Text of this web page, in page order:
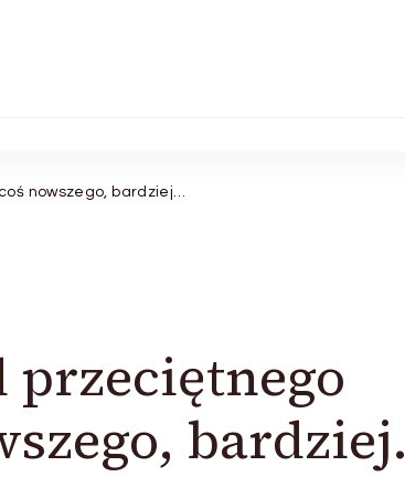
nowszego, bardziej…
przeciętnego